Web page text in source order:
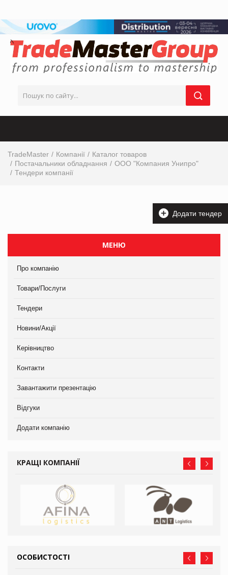
TradeMaster Компанії
Каталог товаров
Постачальники обладнання
ООО "Компания Унипро"
Тендери компанії
Додати тендер
МЕНЮ
Про компанію
Товари/Послуги
Тендери
Новини/Акції
Керівництво
Контакти
Завантажити презентацію
Відгуки
Додати компанію
КРАЩІ КОМПАНІЇ
ОСОБИСТОСТІ